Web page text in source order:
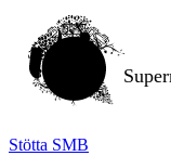
Stötta SMB